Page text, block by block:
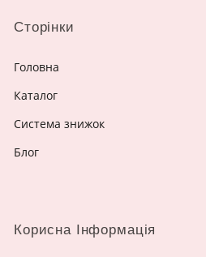
Сторінки
Головна
Каталог
Система знижок
Блог
Корисна Інформація